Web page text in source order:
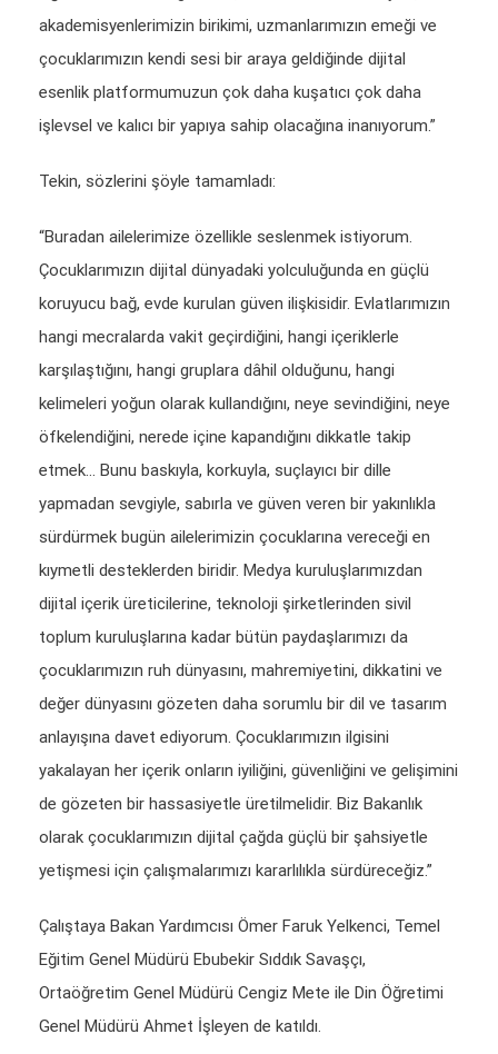
akademisyenlerimizin birikimi, uzmanlarımızın emeği ve
çocuklarımızın kendi sesi bir araya geldiğinde dijital
esenlik platformumuzun çok daha kuşatıcı çok daha
işlevsel ve kalıcı bir yapıya sahip olacağına inanıyorum.”
Tekin, sözlerini şöyle tamamladı:
“Buradan ailelerimize özellikle seslenmek istiyorum.
Çocuklarımızın dijital dünyadaki yolculuğunda en güçlü
koruyucu bağ, evde kurulan güven ilişkisidir. Evlatlarımızın
hangi mecralarda vakit geçirdiğini, hangi içeriklerle
karşılaştığını, hangi gruplara dâhil olduğunu, hangi
kelimeleri yoğun olarak kullandığını, neye sevindiğini, neye
öfkelendiğini, nerede içine kapandığını dikkatle takip
etmek… Bunu baskıyla, korkuyla, suçlayıcı bir dille
yapmadan sevgiyle, sabırla ve güven veren bir yakınlıkla
sürdürmek bugün ailelerimizin çocuklarına vereceği en
kıymetli desteklerden biridir. Medya kuruluşlarımızdan
dijital içerik üreticilerine, teknoloji şirketlerinden sivil
toplum kuruluşlarına kadar bütün paydaşlarımızı da
çocuklarımızın ruh dünyasını, mahremiyetini, dikkatini ve
değer dünyasını gözeten daha sorumlu bir dil ve tasarım
anlayışına davet ediyorum. Çocuklarımızın ilgisini
yakalayan her içerik onların iyiliğini, güvenliğini ve gelişimini
de gözeten bir hassasiyetle üretilmelidir. Biz Bakanlık
olarak çocuklarımızın dijital çağda güçlü bir şahsiyetle
yetişmesi için çalışmalarımızı kararlılıkla sürdüreceğiz.”
Çalıştaya Bakan Yardımcısı Ömer Faruk Yelkenci, Temel
Eğitim Genel Müdürü Ebubekir Sıddık Savaşçı,
Ortaöğretim Genel Müdürü Cengiz Mete ile Din Öğretimi
Genel Müdürü Ahmet İşleyen de katıldı.